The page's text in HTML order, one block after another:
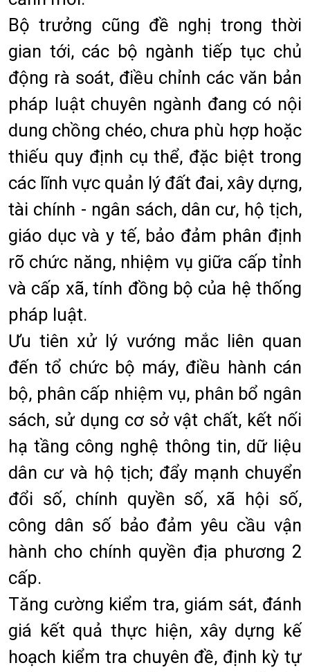
Bộ trưởng cũng đề nghị trong thời
gian tới, các bộ ngành tiếp tục chủ
động rà soát, điều chỉnh các văn bản
pháp luật chuyên ngành đang có nội
dung chồng chéo, chưa phù hợp hoặc
thiếu quy định cụ thể, đặc biệt trong
các lĩnh vực quản lý đất đai, xây dựng,
tài chính - ngân sách, dân cư, hộ tịch,
giáo dục và y tế, bảo đảm phân định
rõ chức năng, nhiệm vụ giữa cấp tỉnh
và cấp xã, tính đồng bộ của hệ thống
pháp luật.
Ưu tiên xử lý vướng mắc liên quan
đến tổ chức bộ máy, điều hành cán
bộ, phân cấp nhiệm vụ, phân bổ ngân
sách, sử dụng cơ sở vật chất, kết nối
hạ tầng công nghệ thông tin, dữ liệu
dân cư và hộ tịch; đẩy mạnh chuyển
đổi số, chính quyền số, xã hội số,
công dân số bảo đảm yêu cầu vận
hành cho chính quyền địa phương 2
cấp.
Tăng cường kiểm tra, giám sát, đánh
giá kết quả thực hiện, xây dựng kế
hoạch kiểm tra chuyên đề, định kỳ tự